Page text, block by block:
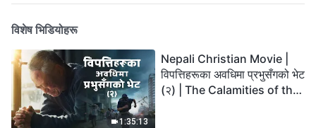
विशेष भिडियोहरू
1:35:13
Nepali Christian Movie |
विपत्तिहरूका अवधिमा प्रभुसँगको भेट
(२) | The Calamities of the